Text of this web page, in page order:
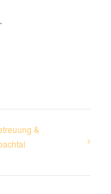
&